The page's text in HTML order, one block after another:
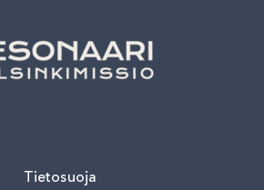
Tietosuoja